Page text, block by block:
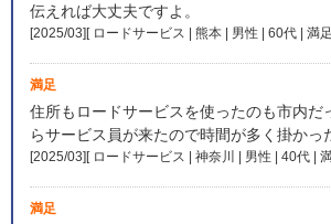
伝えれば大丈夫ですよ。
[2025/03][ ロードサービス | 熊本 | 男性 | 60代 | 満足
満足
住所もロードサービスを使ったのも市内だ
らサービス員が来たので時間が多く掛かっ
[2025/03][ ロードサービス | 神奈川 | 男性 | 40代 |
満足